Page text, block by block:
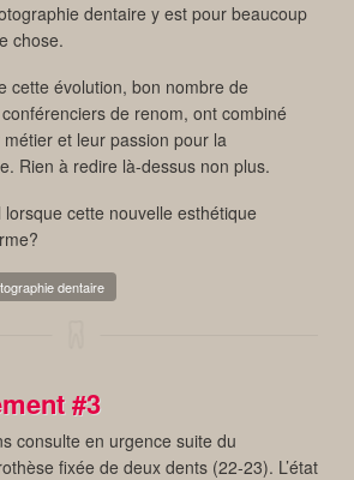
dentaire y est pour beaucoup
chose.
cette évolution, bon nombre de
de renom, ont combiné
et leur passion pour la
Rien à redire là-dessus non plus.
cette nouvelle esthétique
dentaire
#3
consulte en urgence suite du
fixée de deux dents (22-23). L’état